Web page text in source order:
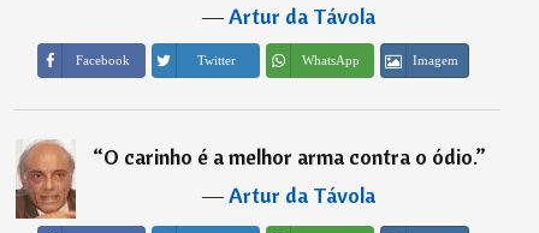
―Artur da Távola
Facebook Twitter WhatsApp Imagem
“O carinho é a melhor arma contra o ódio.”
―Artur da Távola